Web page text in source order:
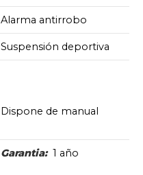
Alarma antirrobo
Suspensión deportiva
Dispone de manual
Garantia: 1 año